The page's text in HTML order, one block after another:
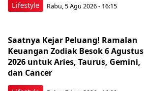
Lifestyle Rabu, 5 Agu 2026 - 16:15
Saatnya Kejar Peluang! Ramalan
Keuangan Zodiak Besok 6 Agustus
2026 untuk Aries, Taurus, Gemini,
dan Cancer